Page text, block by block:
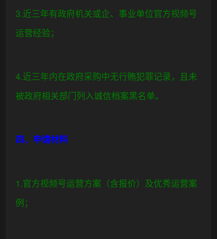
3.近三年有政府机关或企、事业单位官方视频号
运营经验；
4.近三年内在政府采购中无行贿犯罪记录，且未
被政府相关部门列入诚信档案黑名单。
四、申请材料
1.官方视频号运营方案（含报价）及优秀运营案
例；